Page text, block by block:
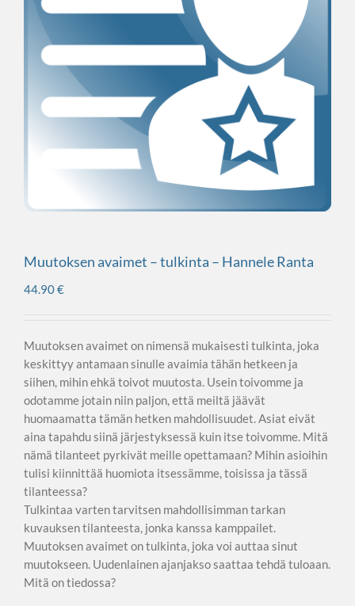
Muutoksen avaimet – tulkinta – Hannele Ranta
44.90€
Muutoksen avaimet on nimensä mukaisesti tulkinta, joka
keskittyy antamaan sinulle avaimia tähän hetkeen ja
siihen, mihin ehkä toivot muutosta. Usein toivomme ja
odotamme jotain niin paljon, että meiltä jäävät
huomaamatta tämän hetken mahdollisuudet. Asiat eivät
aina tapahdu siinä järjestyksessä kuin itse toivomme. Mitä
nämä tilanteet pyrkivät meille opettamaan? Mihin asioihin
tulisi kiinnittää huomiota itsessämme, toisissa ja tässä
tilanteessa?
Tulkintaa varten tarvitsen mahdollisimman tarkan
kuvauksen tilanteesta, jonka kanssa kamppailet.
Muutoksen avaimet on tulkinta, joka voi auttaa sinut
muutokseen. Uudenlainen ajanjakso saattaa tehdä tuloaan.
Mitä on tiedossa?